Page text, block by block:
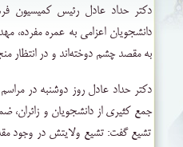
دکتر حداد عادل رئیس کمیسیون
دانشجویان اعزامی به عمره مفرده،
به مقصد چشم دوخته‌اند و در انتظار
دکتر حداد عادل روز دوشنبه در
جمع کثیری از دانشجویان و زائران،
تشیع گفت: تشیع ولایتش در وجود